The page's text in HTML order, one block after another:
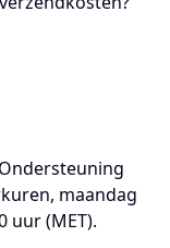
maandag
uur (MET).